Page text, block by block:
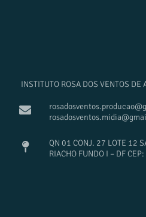
INSTITUTO ROSA DOS VENTOS DE
QN 01 CONJ. 27 LOTE 12
RIACHO FUNDO I – DF